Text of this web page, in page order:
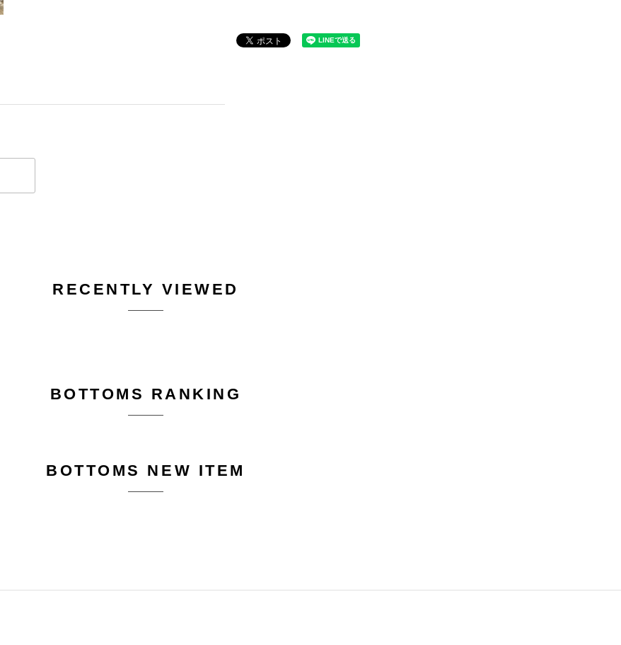
RECENTLY VIEWED
BOTTOMS RANKING
BOTTOMS NEW ITEM